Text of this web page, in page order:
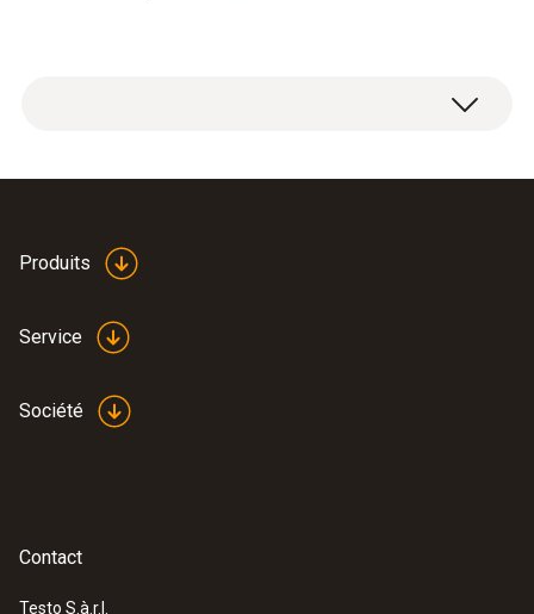
Produits
Service
Société
Contact
Testo S.à.r.l.